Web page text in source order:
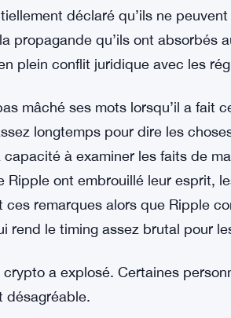
déclaré qu’ils ne
propagande qu’ils ont absorbés
plein conflit juridique avec les
mâché ses mots lorsqu’il a fait
longtemps pour dire les
capacité à examiner les faits de
Ripple ont embrouillé leur esprit,
ces remarques alors que Ripple
rend le timing assez brutal pour
a explosé. Certaines
désagréable.